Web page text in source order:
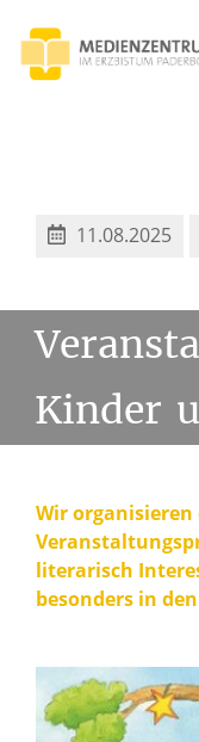
11.08.2025
Kinder
Wir
literarisch
besonders in